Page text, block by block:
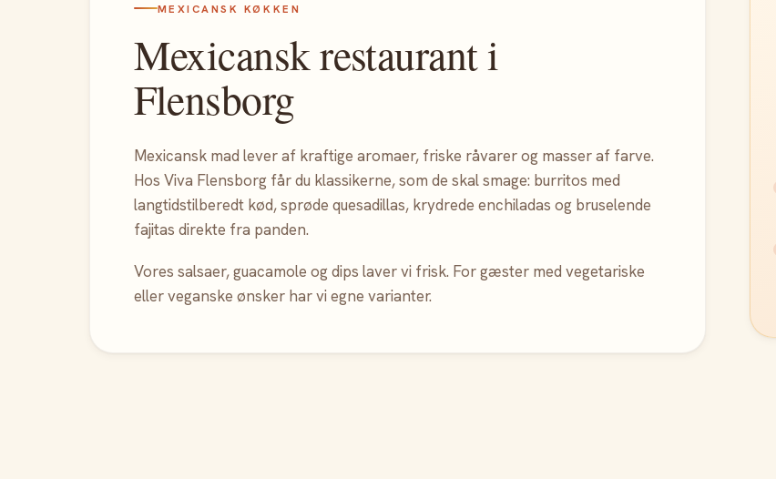
MEXICANSK KØKKEN
Mexicansk restaurant i
Flensborg
Mexicansk mad lever af kraftige aromaer, friske råvarer og masser af farve.
Hos Viva Flensborg får du klassikerne, som de skal smage: burritos med
langtidstilberedt kød, sprøde quesadillas, krydrede enchiladas og bruselende
fajitas direkte fra panden.
Vores salsaer, guacamole og dips laver vi frisk. For gæster med vegetariske
eller veganske ønsker har vi egne varianter.